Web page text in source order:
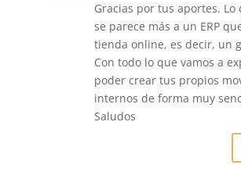
Gracias por tus aportes. Lo
se parece más a un ERP
tienda online, es decir, un
Con todo lo que vamos a
poder crear tus propios
internos de forma muy
Saludos